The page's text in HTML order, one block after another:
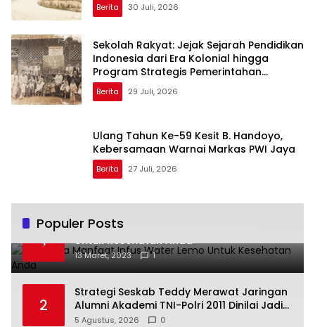
Berita 30 Juli, 2026
Sekolah Rakyat: Jejak Sejarah Pendidikan
Indonesia dari Era Kolonial hingga
Program Strategis Pemerintahan
Prabowo
Berita 29 Juli, 2026
Ulang Tahun Ke-59 Kesit B. Handoyo,
Kebersamaan Warnai Markas PWI Jaya
Berita 27 Juli, 2026
Populer Posts
1
Beberapa Manfaat Infus Water Lemo
Untuk Kesehatan Anda
13 Maret, 2023 1
2
Strategi Seskab Teddy Merawat Jaringan
Alumni Akademi TNI-Polri 2011 Dinilai Jadi
“Masterclass” Membangun Loyalitas
5 Agustus, 2026 0